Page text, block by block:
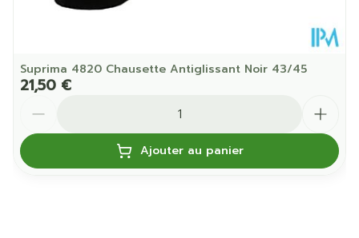
Suprima 4820 Chausette Antiglissant Noir 43/45
21,50 €
Ajouter au panier